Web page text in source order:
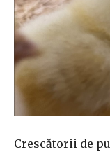
Crescătorii de